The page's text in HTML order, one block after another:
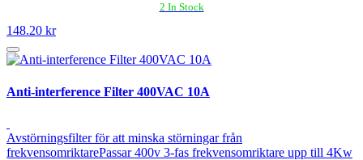
2 In Stock
148.20 kr
Anti-interference Filter 400VAC 10A
Avstörningsfilter för att minska störningar från
frekvensomriktarePassar 400v 3-fas frekvensomriktare upp till 4Kw